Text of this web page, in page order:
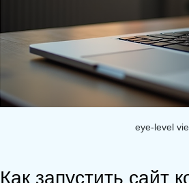
eye-level
Как запустить сайт